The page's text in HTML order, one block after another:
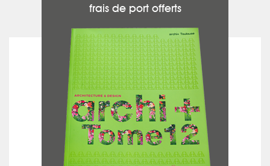
Cheminées
IMC
frais de port offerts